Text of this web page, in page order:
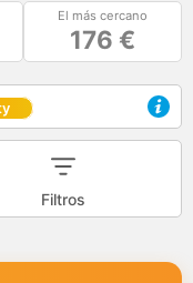
El más cercano
176 €
Filtros